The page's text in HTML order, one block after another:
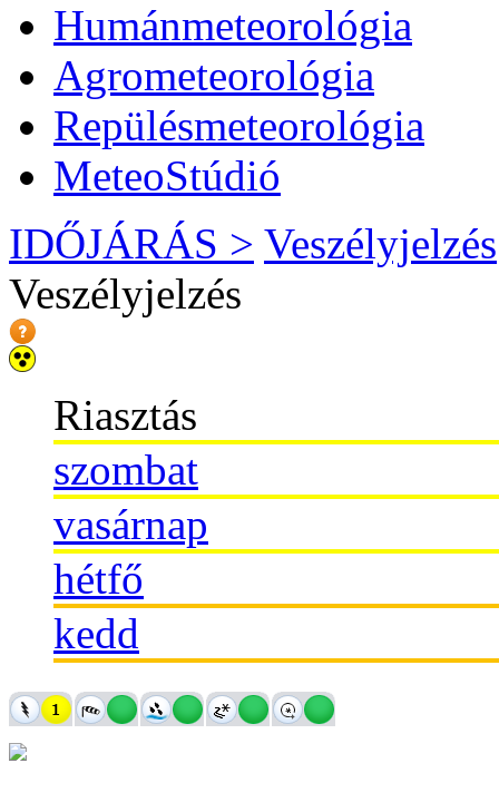
Humánmeteorológia
Agrometeorológia
Repülésmeteorológia
MeteoStúdió
IDŐJÁRÁS > Veszélyjelzés
Veszélyjelzés
Riasztás
szombat
vasárnap
hétfő
kedd